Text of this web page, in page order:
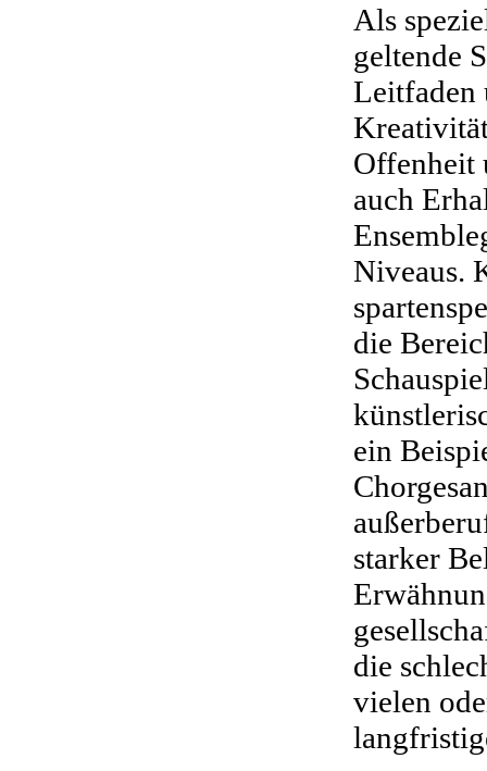
Als
geltende
Leitfaden
Offenheit
auch
Niveaus.
die
ein
starker
die
vielen